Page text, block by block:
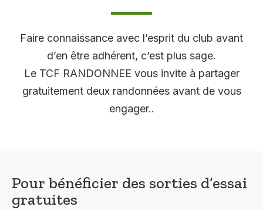
Faire connaissance avec l’esprit du club avant
d’en être adhérent, c’est plus sage.
Le TCF RANDONNEE vous invite à partager
gratuitement deux randonnées avant de vous
engager..
Pour bénéficier des sorties d’essai
gratuites